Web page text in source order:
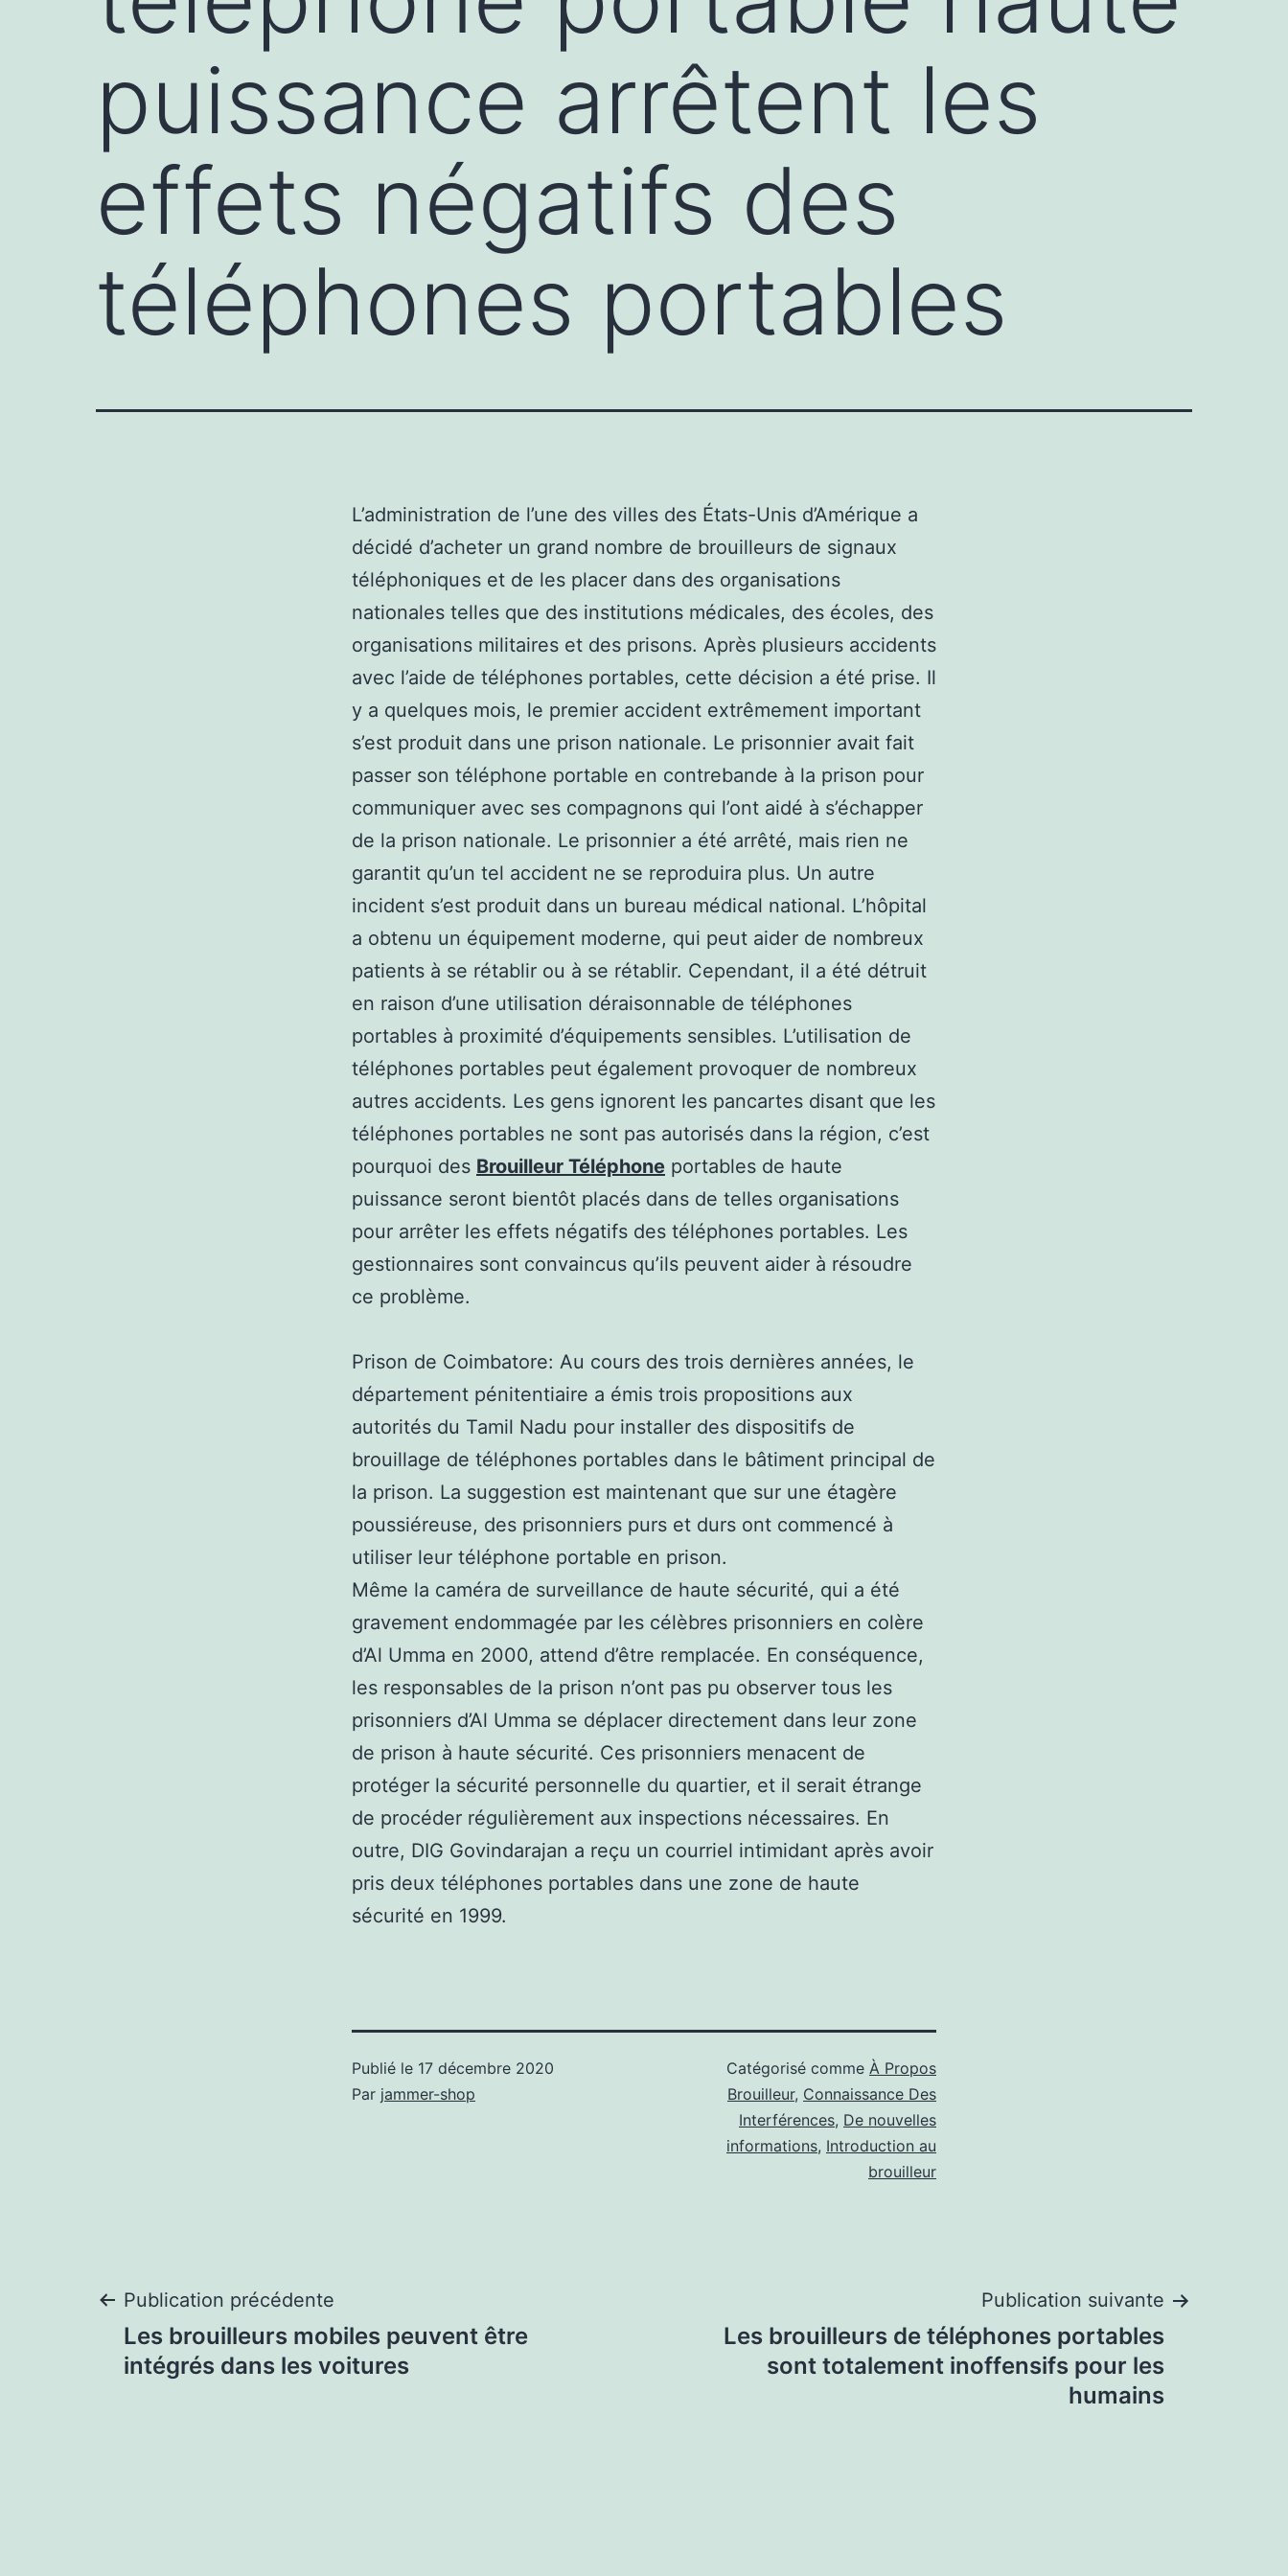
puissance arrêtent les
effets négatifs des
téléphones portables
L’administration de l’une des villes des États-Unis d’Amérique a
décidé d’acheter un grand nombre de brouilleurs de signaux
téléphoniques et de les placer dans des organisations
nationales telles que des institutions médicales, des écoles, des
organisations militaires et des prisons. Après plusieurs accidents
avec l’aide de téléphones portables, cette décision a été prise. Il
y a quelques mois, le premier accident extrêmement important
s’est produit dans une prison nationale. Le prisonnier avait fait
passer son téléphone portable en contrebande à la prison pour
communiquer avec ses compagnons qui l’ont aidé à s’échapper
de la prison nationale. Le prisonnier a été arrêté, mais rien ne
garantit qu’un tel accident ne se reproduira plus. Un autre
incident s’est produit dans un bureau médical national. L’hôpital
a obtenu un équipement moderne, qui peut aider de nombreux
patients à se rétablir ou à se rétablir. Cependant, il a été détruit
en raison d’une utilisation déraisonnable de téléphones
portables à proximité d’équipements sensibles. L’utilisation de
téléphones portables peut également provoquer de nombreux
autres accidents. Les gens ignorent les pancartes disant que les
téléphones portables ne sont pas autorisés dans la région, c’est
pourquoi des Brouilleur Téléphone portables de haute
puissance seront bientôt placés dans de telles organisations
pour arrêter les effets négatifs des téléphones portables. Les
gestionnaires sont convaincus qu’ils peuvent aider à résoudre
ce problème.
Prison de Coimbatore: Au cours des trois dernières années, le
département pénitentiaire a émis trois propositions aux
autorités du Tamil Nadu pour installer des dispositifs de
brouillage de téléphones portables dans le bâtiment principal de
la prison. La suggestion est maintenant que sur une étagère
poussiéreuse, des prisonniers purs et durs ont commencé à
utiliser leur téléphone portable en prison.
Même la caméra de surveillance de haute sécurité, qui a été
gravement endommagée par les célèbres prisonniers en colère
d’Al Umma en 2000, attend d’être remplacée. En conséquence,
les responsables de la prison n’ont pas pu observer tous les
prisonniers d’Al Umma se déplacer directement dans leur zone
de prison à haute sécurité. Ces prisonniers menacent de
protéger la sécurité personnelle du quartier, et il serait étrange
de procéder régulièrement aux inspections nécessaires. En
outre, DIG Govindarajan a reçu un courriel intimidant après avoir
pris deux téléphones portables dans une zone de haute
sécurité en 1999.
Publié le 17 décembre 2020
Par jammer-shop
Catégorisé comme À Propos
Brouilleur, Connaissance Des
Interférences, De nouvelles
informations, Introduction au
brouilleur
Navigation
de
Publication précédente
Les brouilleurs mobiles peuvent être
intégrés dans les voitures
Publication suivante
Les brouilleurs de téléphones portables
sont totalement inoffensifs pour les
humains